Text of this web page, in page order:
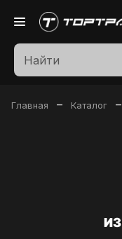
Главная – Каталог –